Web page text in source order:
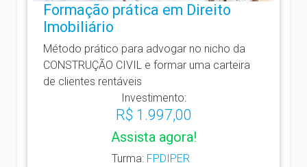
Formação prática em Direito
Imobiliário
Método prático para advogar no nicho da
CONSTRUÇÃO CIVIL e formar uma carteira
de clientes rentáveis
Investimento:
R$ 1.997,00
Assista agora!
Turma: FPDIPER